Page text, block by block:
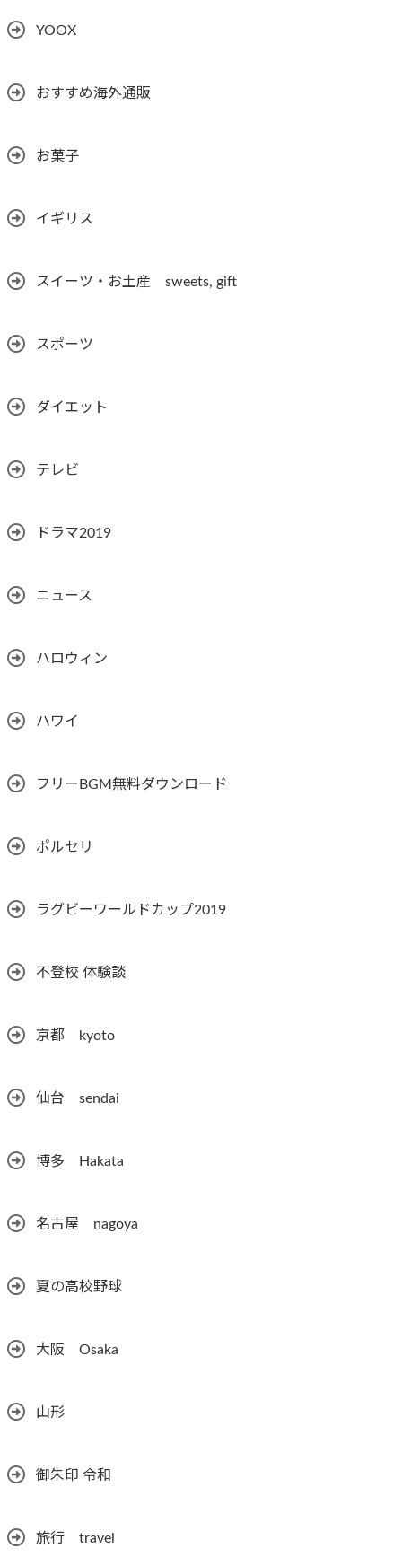
YOOX
おすすめ海外通販
お菓子
イギリス
スイーツ・お土産 sweets, gift
スポーツ
ダイエット
テレビ
ドラマ2019
ニュース
ハロウィン
ハワイ
フリーBGM無料ダウンロード
ポルセリ
ラグビーワールドカップ2019
不登校 体験談
京都 kyoto
仙台 sendai
博多 Hakata
名古屋 nagoya
夏の高校野球
大阪 Osaka
山形
御朱印 令和
旅行 travel